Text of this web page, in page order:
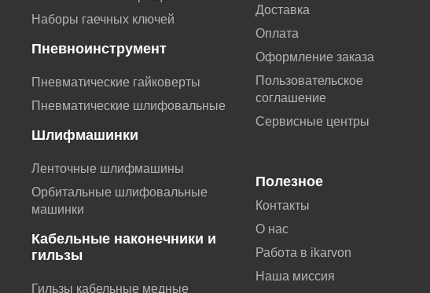
Наборы гаечных ключей
Пневноинструмент
Пневматические гайковерты
Пневматические шлифовальные
Шлифмашинки
Ленточные шлифмашины
Орбитальные шлифовальные
машинки
Кабельные наконечники и
гильзы
Гильзы кабельные медные
Доставка
Оплата
Оформление заказа
Пользовательское
соглашение
Сервисные центры
Полезное
Контакты
О нас
Работа в ikarvon
Наша миссия